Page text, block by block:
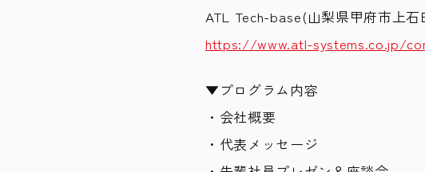
ATL Tech-base(山梨県甲府市上石
https://www.atl-systems.co.jp/
▼プログラム内容
・会社概要
・代表メッセージ